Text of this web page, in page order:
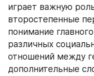
играет важную
второстепенные
понимание
различных
отношений между
дополнительные